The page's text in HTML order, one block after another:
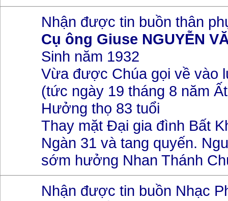
Nhận được tin buồn thân
Cụ ông Giuse NGUYỄN
Sinh năm 1932
Vừa được Chúa gọi về vào
(tức ngày 19 tháng 8 năm
Hưởng thọ 83 tuổi
Thay mặt Đại gia đình Bất
Ngàn 31 và tang quyến.
sớm hưởng Nhan Thánh
Nhận được tin buồn Nhạc